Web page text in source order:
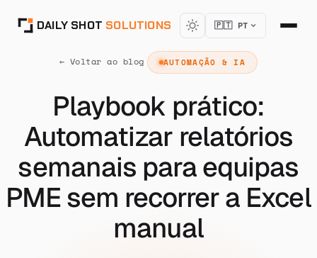
DAILY SHOT SOLUTIONS 🇵🇹 PT
← Voltar ao blog AUTOMAÇÃO & IA
Playbook prático:
Automatizar relatórios
semanais para equipas
PME sem recorrer a Excel
manual